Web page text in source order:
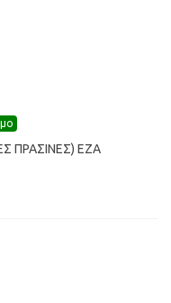
ΠΡΑΣΙΝΕΣ) ΕΖΑ